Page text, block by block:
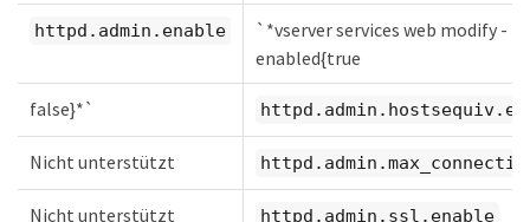
httpd.admin.enable
`*vserver services web modify -
enabled{true
false}*`
Nicht unterstützt
Nicht unterstützt httpd.admin.ssl.enable